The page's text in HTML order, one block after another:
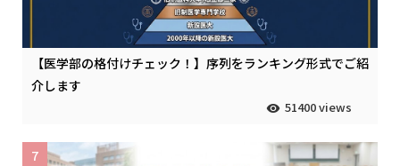
【医学部の格付けチェック！】序列をランキング形式でご紹
介します
51400 views
7